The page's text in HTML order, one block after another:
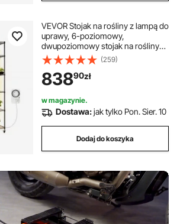
VEVOR Stojak na rośliny z lampą do
uprawy, 6-poziomowy,
dwupoziomowy stojak na rośliny
doniczkowe z kółkami i timerem,
oświetlenie o pełnym spektrum 200
W, stojak na kwiaty do siewu, 120 x
35 x 180 cm
(259)
83890zł
w magazynie.
Dostawa:jak tylko Pon. Sier. 10
Dodaj do koszyka